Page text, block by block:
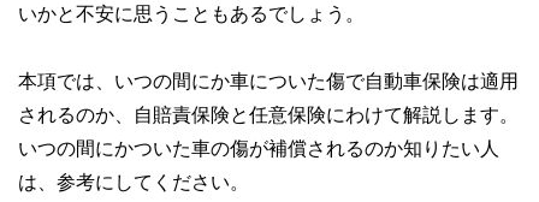
な情報発信を実現しています。
コンシェルジュを目指します。
いかと不安に思うこともあるでしょう。
本項では、いつの間にか車についた傷で自動車保険は適用
されるのか、自賠責保険と任意保険にわけて解説します。
いつの間にかついた車の傷が補償されるのか知りたい人
は、参考にしてください。